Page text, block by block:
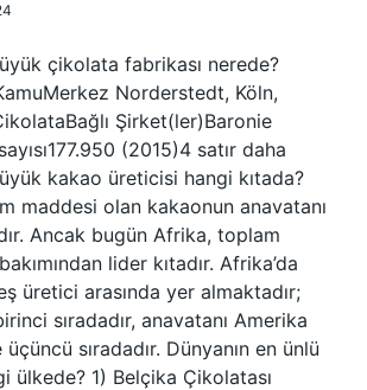
çikolata fabrikası nerede?
Norderstedt, Köln,
Şirket(ler)Baronie
(2015)4 satır daha
kakao üreticisi hangi kıtada?
maddesi olan kakaonun anavatanı
Ancak bugün Afrika, toplam
lider kıtadır. Afrika’da
üretici arasında yer almaktadır;
sıradadır, anavatanı Amerika
sıradadır. Dünyanın en ünlü
ülkede? 1) Belçika Çikolatası